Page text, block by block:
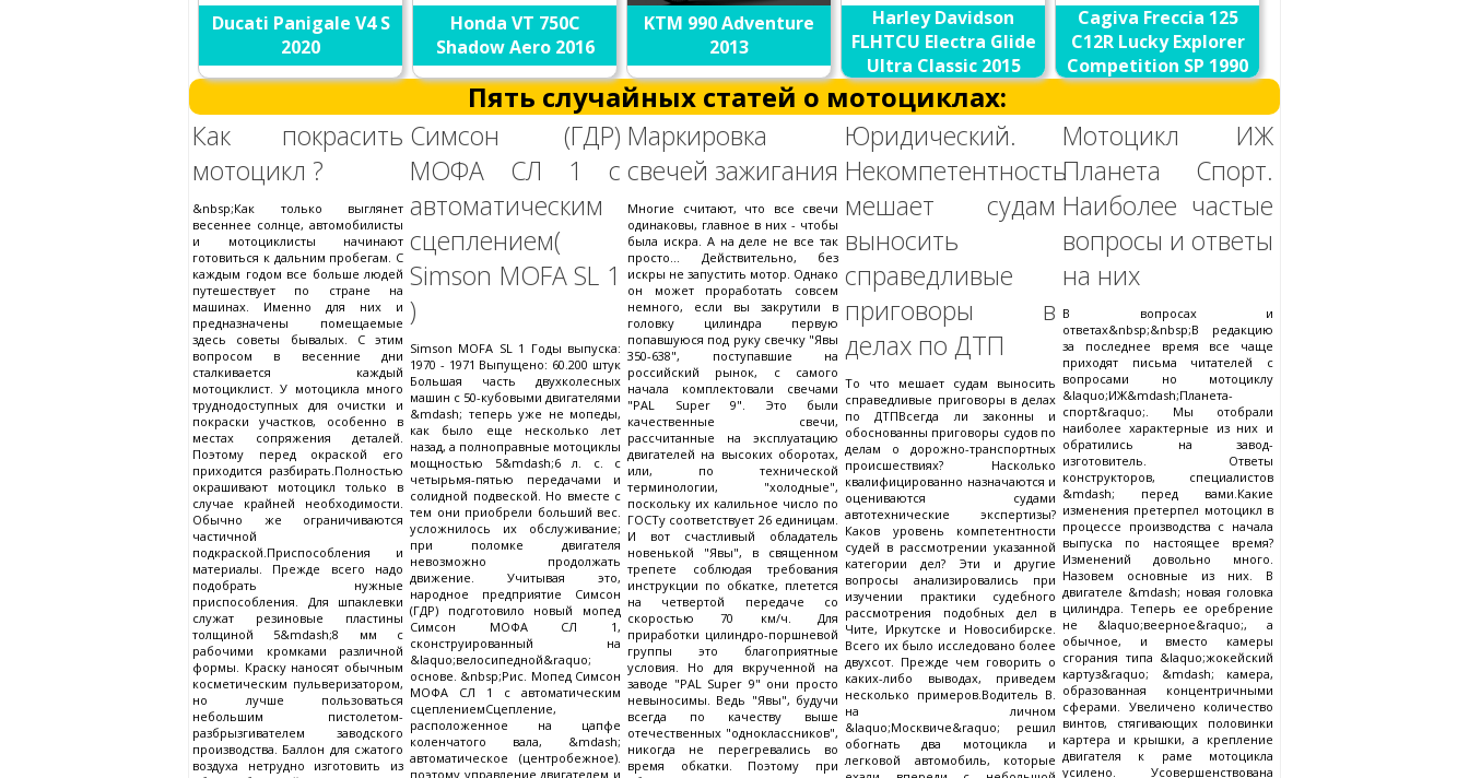
Ducati Panigale V4 S
2020
Honda VT 750C
Shadow Aero 2016
KTM 990 Adventure
2013
Harley Davidson
FLHTCU Electra Glide
Ultra Classic 2015
Cagiva Freccia 125
C12R Lucky Explorer
Competition SP 1990
Пять случайных статей о мотоциклах:
Как покрасить
мотоцикл ?
&nbsp;Как только выглянет
весеннее солнце, автомобилисты
и мотоциклисты начинают
готовиться к дальним пробегам. С
каждым годом все больше людей
путешествует по стране на
машинах. Именно для них и
предназначены помещаемые
здесь советы бывалых. С этим
вопросом в весенние дни
сталкивается каждый
мотоциклист. У мотоцикла много
труднодоступных для очистки и
покраски участков, особенно в
местах сопряжения деталей.
Поэтому перед окраской его
приходится разбирать.Полностью
окрашивают мотоцикл только в
случае крайней необходимости.
Обычно же ограничиваются
частичной
подкраской.Приспособления и
материалы. Прежде всего надо
подобрать нужные
приспособления. Для шпаклевки
служат резиновые пластины
толщиной 5&mdash;8 мм с
рабочими кромками различной
формы. Краску наносят обычным
косметическим пульверизатором,
но лучше пользоваться
небольшим пистолетом-
разбрызгивателем заводского
производства. Баллон для сжатого
воздуха нетрудно изготовить из
Симсон (ГДР)
МОФА СЛ 1 с
автоматическим
сцеплением(
Simson MOFA SL 1
)
Simson MOFA SL 1 Годы выпуска:
1970 - 1971 Выпущено: 60.200 штук
Большая часть двухколесных
машин с 50-кубовыми двигателями
&mdash; теперь уже не мопеды,
как было еще несколько лет
назад, а полноправные мотоциклы
мощностью 5&mdash;6 л. с. с
четырьмя-пятью передачами и
солидной подвеской. Но вместе с
тем они приобрели больший вес.
усложнилось их обслуживание;
при поломке двигателя
невозможно продолжать
движение. Учитывая это,
народное предприятие Симсон
(ГДР) подготовило новый мопед
Симсон МОФА СЛ 1,
сконструированный на
&laquo;велосипедной&raquo;
основе. &nbsp;Рис. Мопед Симсон
МОФА СЛ 1 с автоматическим
сцеплениемСцепление,
расположенное на цапфе
коленчатого вала, &mdash;
автоматическое (центробежное).
поэтому управление двигателем и
Маркировка
свечей зажигания
Многие считают, что все свечи
одинаковы, главное в них - чтобы
была искра. А на деле не все так
просто... Действительно, без
искры не запустить мотор. Однако
он может проработать совсем
немного, если вы закрутили в
головку цилиндра первую
попавшуюся под руку свечку "Явы
350-638", поступавшие на
российский рынок, с самого
начала комплектовали свечами
"PAL Super 9". Это были
качественные свечи,
рассчитанные на эксплуатацию
двигателей на высоких оборотах,
или, по технической
терминологии, "холодные",
поскольку их калильное число по
ГОСТу соответствует 26 единицам.
И вот счастливый обладатель
новенькой "Явы", в священном
трепете соблюдая требования
инструкции по обкатке, плетется
на четвертой передаче со
скоростью 70 км/ч. Для
приработки цилиндро-поршневой
группы это благоприятные
условия. Но для вкрученной на
заводе "PAL Super 9" они просто
невыносимы. Ведь "Явы", будучи
всегда по качеству выше
отечественных "одноклассников",
никогда не перегревались во
время обкатки. Поэтому при
Юридический.
Некомпетентность
мешает судам
выносить
справедливые
приговоры в
делах по ДТП
То что мешает судам выносить
справедливые приговоры в делах
по ДТПВсегда ли законны и
обоснованны приговоры судов по
делам о дорожно-транспортных
происшествиях? Насколько
квалифицированно назначаются и
оцениваются судами
автотехнические экспертизы?
Каков уровень компетентности
судей в рассмотрении указанной
категории дел? Эти и другие
вопросы анализировались при
изучении практики судебного
рассмотрения подобных дел в
Чите, Иркутске и Новосибирске.
Всего их было исследовано более
двухсот. Прежде чем говорить о
каких-либо выводах, приведем
несколько примеров.Водитель В.
на личном
&laquo;Москвиче&raquo; решил
обогнать два мотоцикла и
легковой автомобиль, которые
Мотоцикл ИЖ
Планета Спорт.
Наиболее частые
вопросы и ответы
на них
В вопросах и
ответах&nbsp;&nbsp;В редакцию
за последнее время все чаще
приходят письма читателей с
вопросами но мотоциклу
&laquo;ИЖ&mdash;Планета-
спорт&raquo;. Мы отобрали
наиболее характерные из них и
обратились на завод-
изготовитель. Ответы
конструкторов, специалистов
&mdash; перед вами.Какие
изменения претерпел мотоцикл в
процессе производства с начала
выпуска по настоящее время?
Изменений довольно много.
Назовем основные из них. В
двигателе &mdash; новая головка
цилиндра. Теперь ее оребрение
не &laquo;веерное&raquo;, а
обычное, и вместо камеры
сгорания типа &laquo;жокейский
картуз&raquo; &mdash; камера,
образованная концентричными
сферами. Увеличено количество
винтов, стягивающих половинки
картера и крышки, а крепление
двигателя к раме мотоцикла
усилено. Усовершенствована